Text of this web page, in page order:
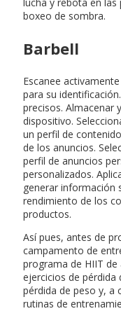
boxeo de sombra.
Barbell
Escanee
para su
precisos. Almacenar
dispositivo.
un perfil de
de los anuncios.
perfil de anuncios
personalizados.
generar información
rendimiento de los
productos.
Así pues, antes de
campamento de
programa de HIIT
ejercicios de pérdida
pérdida de peso y, a
rutinas de